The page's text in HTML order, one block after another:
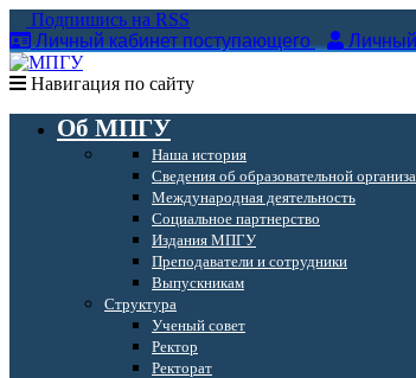
Подпишись на RSS
Личный кабинет поступающего
Навигация по сайту
Об МПГУ
Наша история
Сведения об образовательной
Международная деятельность
Социальное партнерство
Издания МПГУ
Преподаватели и сотрудники
Выпускникам
Структура
Ученый совет
Ректор
Ректорат